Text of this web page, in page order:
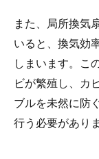
また、局所換気
いると、換気効
しまいます。こ
ビが繁殖し、カ
ブルを未然に防
行う必要があり